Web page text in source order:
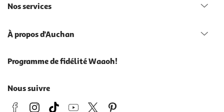
Nos services
À propos d'Auchan
Programme de fidélité Waaoh!
Nous suivre